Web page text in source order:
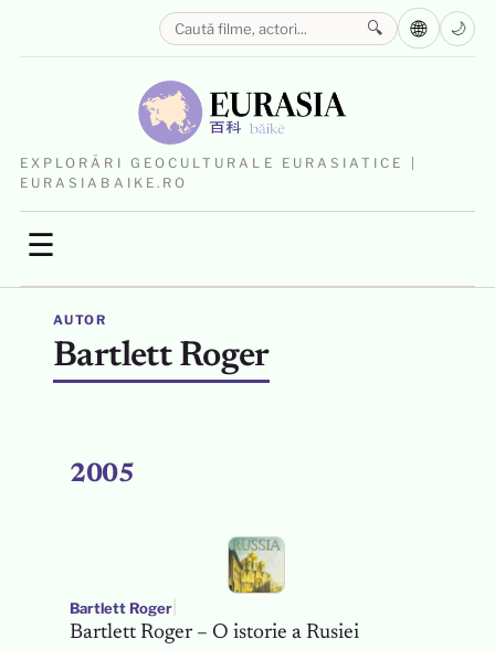
EXPLORĂRI GEOCULTURALE EURASIATICE |
EURASIABAIKE.RO
☰
🔍 🌐 🌙
AUTOR
Bartlett Roger
2005
Bartlett Roger|
Bartlett Roger – O istorie a Rusiei